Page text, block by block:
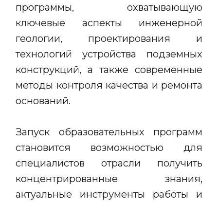
программы, охватывающую
ключевые аспекты инженерной
геологии, проектирования и
технологий устройства подземных
конструкций, а также современные
методы контроля качества и ремонта
оснований.
Запуск образовательных программ
становится возможностью для
специалистов отрасли получить
концентрированные знания,
актуальные инструменты работы и